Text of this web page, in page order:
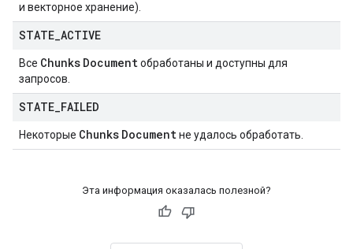
и векторное хранение).
STATE ACTIVE
Все Chunks Documentобработаны и доступны для
запросов.
STATE FAILED
Некоторые Chunks Documentне удалось обработать.
Эта информация оказалась полезной?